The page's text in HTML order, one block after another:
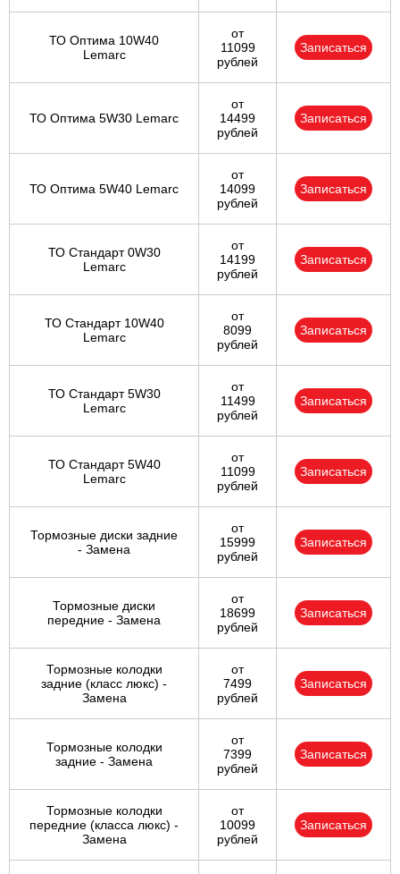
ТО Оптима 10W40
Lemarc
от
11099
рублей
Записаться
ТО Оптима 5W30 Lemarc
от
14499
рублей
Записаться
ТО Оптима 5W40 Lemarc
от
14099
рублей
Записаться
ТО Стандарт 0W30
Lemarc
от
14199
рублей
Записаться
ТО Стандарт 10W40
Lemarc
от
8099
рублей
Записаться
ТО Стандарт 5W30
Lemarc
от
11499
рублей
Записаться
ТО Стандарт 5W40
Lemarc
от
11099
рублей
Записаться
Тормозные диски задние
- Замена
от
15999
рублей
Записаться
Тормозные диски
передние - Замена
от
18699
рублей
Записаться
Тормозные колодки
задние (класс люкс) -
Замена
от
7499
рублей
Записаться
Тормозные колодки
задние - Замена
от
7399
рублей
Записаться
Тормозные колодки
передние (класса люкс) -
Замена
от
10099
рублей
Записаться